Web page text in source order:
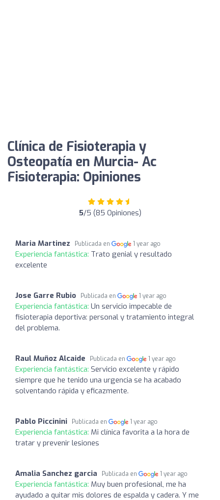
Clínica de Fisioterapia y
Osteopatía en Murcia- Ac
Fisioterapia: Opiniones
5/5 (85 Opiniones)
Maria Martinez Publicada en 1 year ago
Experiencia fantástica: Trato genial y resultado
excelente
Jose Garre Rubio Publicada en 1 year ago
Experiencia fantástica: Un servicio impecable de
fisioterapia deportiva: personal y tratamiento integral
del problema.
Raul Muñoz Alcaide Publicada en 1 year ago
Experiencia fantástica: Servicio excelente y rápido
siempre que he tenido una urgencia se ha acabado
solventando rápida y eficazmente.
Pablo Piccinini Publicada en 1 year ago
Experiencia fantástica: Mi clínica favorita a la hora de
tratar y prevenir lesiones
Amalia Sanchez garcia Publicada en 1 year ago
Experiencia fantástica: Muy buen profesional, me ha
ayudado a quitar mis dolores de espalda y cadera. Y me